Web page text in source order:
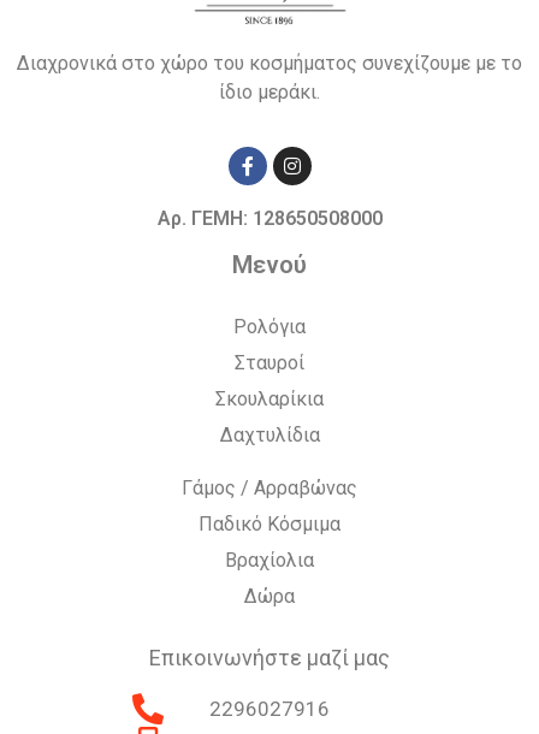
Διαχρονικά στο χώρο του κοσμήματος συνεχίζουμε με το
ίδιο μεράκι.
Αρ. ΓΕΜΗ: 128650508000
Μενού
Ρολόγια
Σταυροί
Σκουλαρίκια
Δαχτυλίδια
Γάμος / Αρραβώνας
Παδικό Κόσμιμα
Βραχίολια
Δώρα
Επικοινωνήστε μαζί μας
2296027916